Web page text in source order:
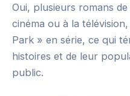
Oui, plusieurs romans
cinéma ou à la
Park » en série, ce qui
histoires et de leur
public.